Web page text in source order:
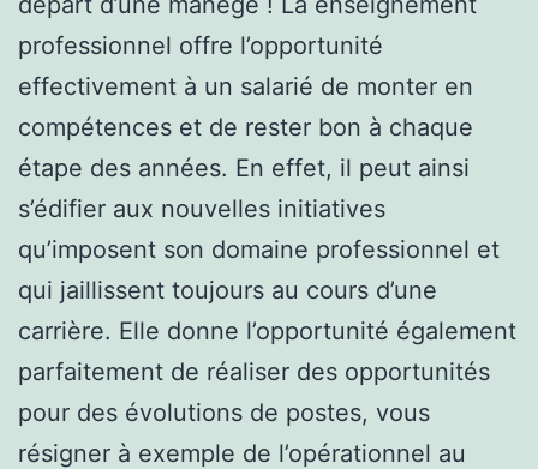
professionnel offre l’opportunité
effectivement à un salarié de monter en
compétences et de rester bon à chaque
étape des années. En effet, il peut ainsi
s’édifier aux nouvelles initiatives
qu’imposent son domaine professionnel et
qui jaillissent toujours au cours d’une
carrière. Elle donne l’opportunité également
parfaitement de réaliser des opportunités
pour des évolutions de postes, vous
résigner à exemple de l’opérationnel au